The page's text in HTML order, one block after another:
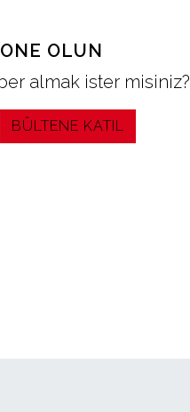
OLUN
almak ister misiniz?
BÜLTENE KATIL